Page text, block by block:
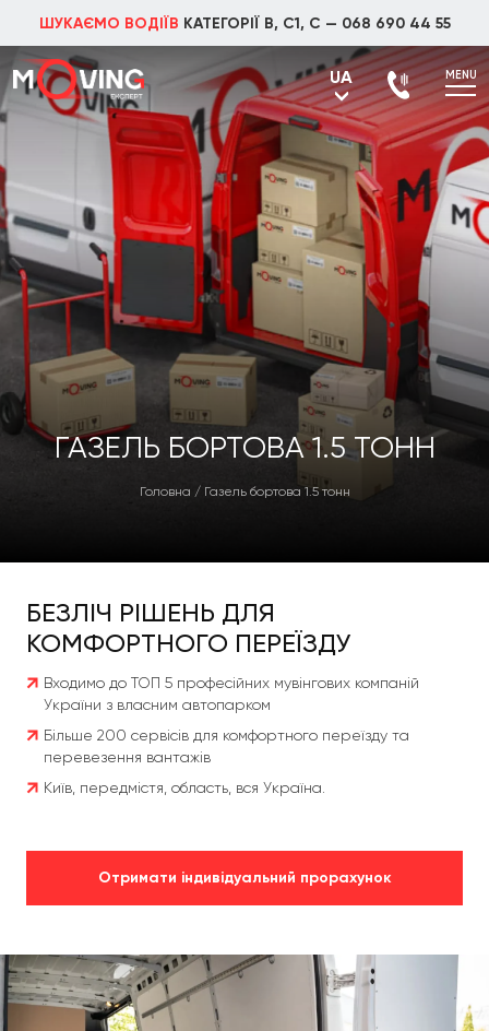
ШУКАЄМО ВОДІЇВ КАТЕГОРІЇ В, С1, С — 068 690 44 55
UA
RU
MENU
ГАЗЕЛЬ БОРТОВА 1.5 ТОНН
Головна / Газель бортова 1.5 тонн
БЕЗЛІЧ РІШЕНЬ ДЛЯ
КОМФОРТНОГО ПЕРЕЇЗДУ
Входимо до ТОП 5 професійних мувінгових компаній
України з власним автопарком
Більше 200 сервісів для комфортного переїзду та
перевезення вантажів
Київ, передмістя, область, вся Україна.
Отримати індивідуальний прорахунок